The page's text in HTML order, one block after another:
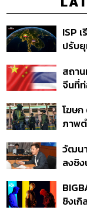
ISP
ปรับ
ระเบี
ข้าม
สถา
จีนที่
ตาม
อาร
โฆษก
ภาพ
รุดระ
นนท
วัฒน
ลงชิ
การเ
ซิงเกิ